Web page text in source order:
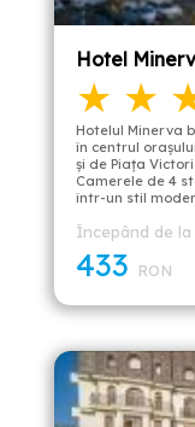
Hotel
★ ★
Hotelul Minerva
în centrul
și de Piața
Camerele de 4
într-un stil
Începând de la
433 RON